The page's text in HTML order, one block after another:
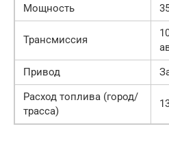
Мощность
Трансмиссия
Привод
Расход топлива (город/
трасса)